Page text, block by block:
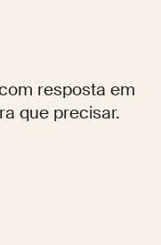
resposta em
que precisar.